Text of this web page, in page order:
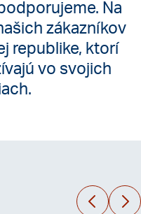
Na
zákazníkov
republike, ktorí
vo svojich